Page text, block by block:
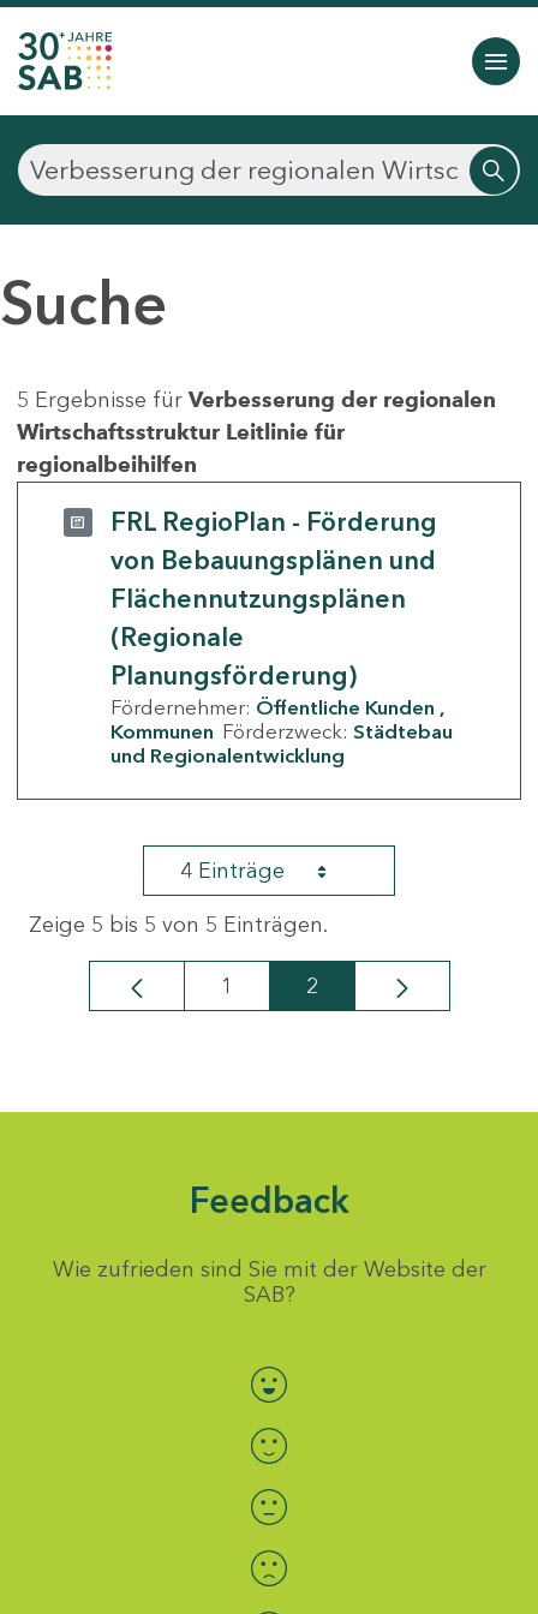
Suche
5 Ergebnisse für Verbesserung der regionalen
Wirtschaftsstruktur Leitlinie für
regionalbeihilfen
FRL RegioPlan - Förderung
von Bebauungsplänen und
Flächennutzungsplänen
(Regionale
Planungsförderung)
Fördernehmer: Öffentliche Kunden
Kommunen Förderzweck: Städtebau
und Regionalentwicklung
4 Einträge
Zeige 5 bis 5 von 5 Einträgen.
Seite
1 Seite
2
Feedback
Wie zufrieden sind Sie mit der Website der
SAB?
Bewertung auswählen